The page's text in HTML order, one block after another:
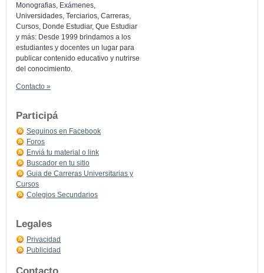
Monografias, Exámenes,
Universidades, Terciarios, Carreras,
Cursos, Donde Estudiar, Que Estudiar
y más: Desde 1999 brindamos a los
estudiantes y docentes un lugar para
publicar contenido educativo y nutrirse
del conocimiento.
Contacto »
Participá
Seguinos en Facebook
Foros
Enviá tu material o link
Buscador en tu sitio
Guia de Carreras Universitarias y
Cursos
Colegios Secundarios
Legales
Privacidad
Publicidad
Contacto